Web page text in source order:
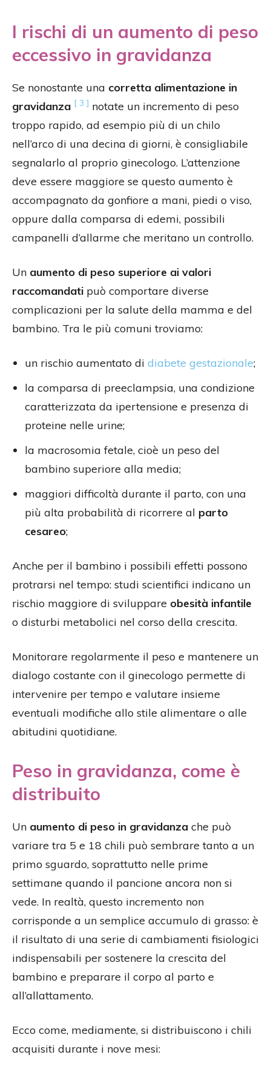
I rischi di un aumento di peso
eccessivo in gravidanza
Se nonostante una corretta alimentazione in
gravidanza [ 3 ] notate un incremento di peso
troppo rapido, ad esempio più di un chilo
nell’arco di una decina di giorni, è consigliabile
segnalarlo al proprio ginecologo. L’attenzione
deve essere maggiore se questo aumento è
accompagnato da gonfiore a mani, piedi o viso,
oppure dalla comparsa di edemi, possibili
campanelli d’allarme che meritano un controllo.
Un aumento di peso superiore ai valori
raccomandati può comportare diverse
complicazioni per la salute della mamma e del
bambino. Tra le più comuni troviamo:
un rischio aumentato di diabete gestazionale;
la comparsa di preeclampsia, una condizione
caratterizzata da ipertensione e presenza di
proteine nelle urine;
la macrosomia fetale, cioè un peso del
bambino superiore alla media;
maggiori difficoltà durante il parto, con una
più alta probabilità di ricorrere al parto
cesareo;
Anche per il bambino i possibili effetti possono
protrarsi nel tempo: studi scientifici indicano un
rischio maggiore di sviluppare obesità infantile
o disturbi metabolici nel corso della crescita.
Monitorare regolarmente il peso e mantenere un
dialogo costante con il ginecologo permette di
intervenire per tempo e valutare insieme
eventuali modifiche allo stile alimentare o alle
abitudini quotidiane.
Peso in gravidanza, come è
distribuito
Un aumento di peso in gravidanza che può
variare tra 5 e 18 chili può sembrare tanto a un
primo sguardo, soprattutto nelle prime
settimane quando il pancione ancora non si
vede. In realtà, questo incremento non
corrisponde a un semplice accumulo di grasso: è
il risultato di una serie di cambiamenti fisiologici
indispensabili per sostenere la crescita del
bambino e preparare il corpo al parto e
all’allattamento.
Ecco come, mediamente, si distribuiscono i chili
acquisiti durante i nove mesi: